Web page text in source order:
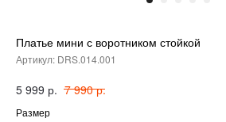
Платье мини с воротником стойкой
Артикул: DRS.014.001
5 999 р. 7 990 р.
Размер